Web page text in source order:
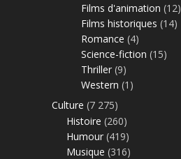
Films d'animation (12)
Films historiques (14)
Romance (4)
Science-fiction (15)
Thriller (9)
Western (1)
Culture (7 275)
Histoire (260)
Humour (419)
Musique (316)